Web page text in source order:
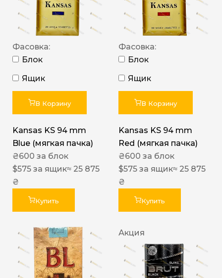
Фасовка:
Блок
Ящик
В Корзину
Kansas KS 94 mm
Blue (мягкая пачка)
₴600 за блок
$575 за ящик≈ 25 875
₴
Купить
Фасовка:
Блок
Ящик
В Корзину
Kansas KS 94 mm
Red (мягкая пачка)
₴600 за блок
$575 за ящик≈ 25 875
₴
Купить
Акция